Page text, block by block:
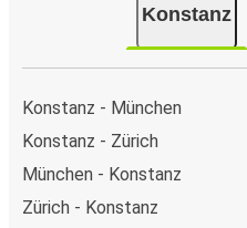
Konstanz
Konstanz - München
Konstanz - Zürich
München - Konstanz
Zürich - Konstanz